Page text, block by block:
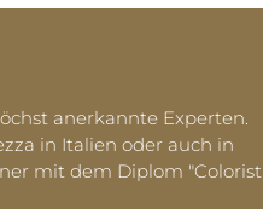
anerkannte Experten.
in Italien oder auch in
mit dem Diplom "Colorist